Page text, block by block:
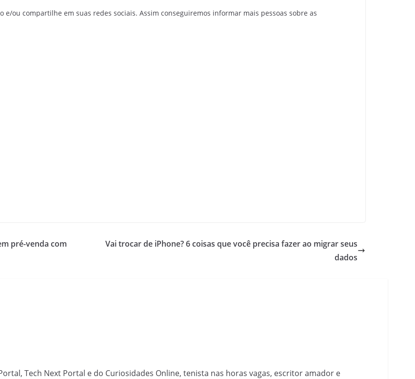
e/ou compartilhe em suas redes sociais. Assim conseguiremos informar mais pessoas sobre as
pré-venda com
Vai trocar de iPhone? 6 coisas que você precisa fazer ao migrar seus
dados
Tech Next Portal e do Curiosidades Online, tenista nas horas vagas, escritor amador e